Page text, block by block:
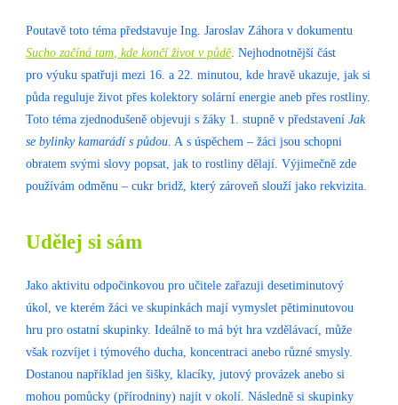
Poutavě toto téma představuje Ing. Jaroslav Záhora v dokumentu
Sucho začíná tam, kde končí život v půdě. Nejhodnotnější část
pro výuku spatřuji mezi 16. a 22. minutou, kde hravě ukazuje, jak si
půda reguluje život přes kolektory solární energie aneb přes rostliny.
Toto téma zjednodušeně objevuji s žáky 1. stupně v představeníJak
se bylinky kamarádí s půdou. A s úspěchem – žáci jsou schopni
obratem svými slovy popsat, jak to rostliny dělají. Výjimečně zde
používám odměnu – cukr bridž, který zároveň slouží jako rekvizita.
Udělej si sám
Jako aktivitu odpočinkovou pro učitele zařazuji desetiminutový
úkol, ve kterém žáci ve skupinkách mají vymyslet pětiminutovou
hru pro ostatní skupinky. Ideálně to má být hra vzdělávací, může
však rozvíjet i týmového ducha, koncentraci anebo různé smysly.
Dostanou například jen šišky, klacíky, jutový provázek anebo si
mohou pomůcky (přírodniny) najít v okolí. Následně si skupinky